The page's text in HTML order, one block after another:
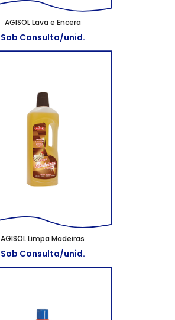
AGISOL Lava e Encera
Sob Consulta/unid.
AGISOL Limpa Madeiras
Sob Consulta/unid.